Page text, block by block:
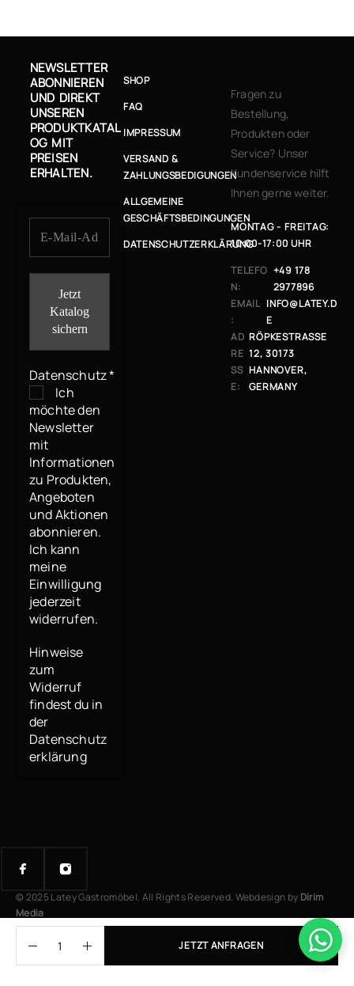
JETZT ANFRAGEN
NEWSLETTER
ABONNIEREN
UND DIREKT
UNSEREN
PRODUKTKATAL
OG MIT
PREISEN
ERHALTEN.
Datenschutz*
Ich
möchte den
Newsletter
mit
Informationen
zu Produkten,
Angeboten
und Aktionen
abonnieren.
Ich kann
meine
Einwilligung
jederzeit
widerrufen.
Hinweise
zum
Widerruf
findest du in
der
Datenschutz
erklärung
SHOP
FAQ
IMPRESSUM
VERSAND &
ZAHLUNGSBEDIGUNGEN
ALLGEMEINE
GESCHÄFTSBEDINGUNGEN
DATENSCHUTZERKLÄRUNG
Fragen zu
Bestellung,
Produkten oder
Service? Unser
Kundenservice hilft
Ihnen gerne weiter.
MONTAG - FREITAG:
10:00-17:00 UHR
TELEFO
N:
+49 178
2977896
EMAIL
:
INFO@LATEY.D
E
AD
RE
SS
E:
RÖPKESTRASSE 1
2, 30173 H
ANNOVER, G
ERMANY
© 2025 Latey Gastromöbel. All Rights Reserved. Webdesign by Dirim
Media